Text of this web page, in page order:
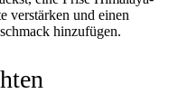
verstärken und einen
hinzufügen.